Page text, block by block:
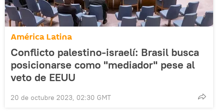
América Latina
Conflicto palestino-israelí: Brasil busca
posicionarse como "mediador" pese al
veto de EEUU
20 de octubre 2023, 02:30 GMT